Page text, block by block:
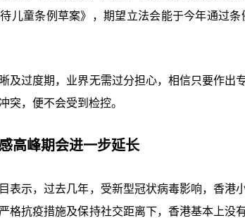
儿童条例草案》，期望立法会能于今年通过
及过度期，业界无需过分担心，相信只要作出
突，便不会受到检控。
高峰期会进一步延长
表示，过去几年，受新型冠状病毒影响，香港
格抗疫措施及保持社交距离下，香港基本上没